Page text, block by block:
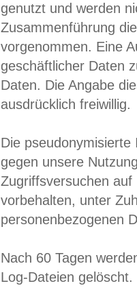
genutzt und werden
Zusammenführung
vorgenommen. Eine
geschäftlicher Daten
Daten. Die Angabe
ausdrücklich freiwillig.
Die
gegen unsere
Zugriffsversuchen
vorbehalten, unter
personenbezogenen
Nach 60 Tagen
Log-Dateien